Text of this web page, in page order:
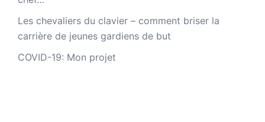
Les chevaliers du clavier – comment briser la
carrière de jeunes gardiens de but
COVID-19: Mon projet